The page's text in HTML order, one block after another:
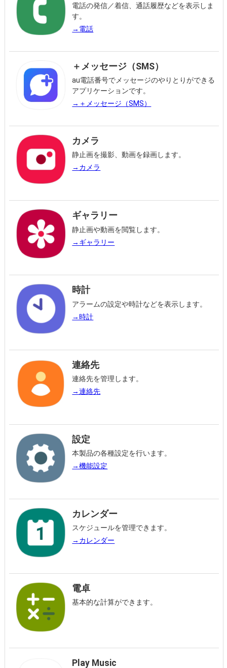
電話の発信／着信、通話履歴などを表示しま
す。
→電話
＋メッセージ（SMS）
au電話番号でメッセージのやりとりができる
アプリケーションです。
→＋メッセージ（SMS）
カメラ
静止画を撮影、動画を録画します。
→カメラ
ギャラリー
静止画や動画を閲覧します。
→ギャラリー
時計
アラームの設定や時計などを表示します。
→時計
連絡先
連絡先を管理します。
→連絡先
設定
本製品の各種設定を行います。
→機能設定
カレンダー
スケジュールを管理できます。
→カレンダー
電卓
基本的な計算ができます。
Play Music